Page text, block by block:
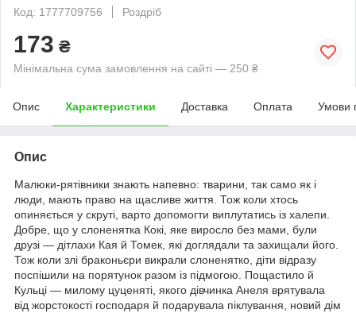
Код: 1777709756
Роздріб
173 ₴
Мінімальна сума замовлення на сайті — 250 ₴
Опис Характеристики Доставка Оплата Умови
Опис
Малюки-рятівники знають напевно: тварини, так само як і
люди, мають право на щасливе життя. Тож коли хтось
опиняється у скруті, варто допомогти виплутатись із халепи.
Добре, що у слоненятка Кокі, яке виросло без мами, були
друзі — дітлахи Кая й Томек, які доглядали та захищали його.
Тож коли злі браконьєри викрали слоненятко, діти відразу
поспішили на порятунок разом із підмогою. Пощастило й
Кульці — милому цуценяті, якого дівчинка Анеля врятувала
від жорстокості господаря й подарувала піклування, новий дім